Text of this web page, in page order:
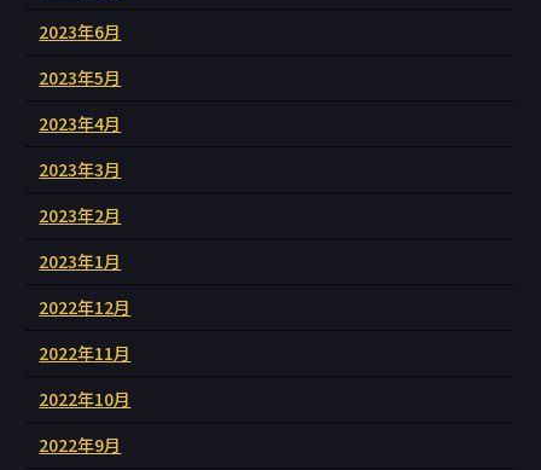
2023年6月
2023年5月
2023年4月
2023年3月
2023年2月
2023年1月
2022年12月
2022年11月
2022年10月
2022年9月